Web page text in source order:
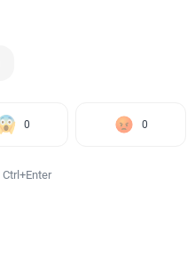
0 0